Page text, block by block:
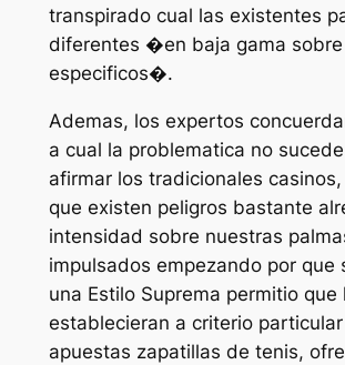
transpirado cual las existentes
diferentes �en baja gama
especificos�.
Ademas, los expertos
a cual la problematica no
afirmar los tradicionales
que existen peligros bastante
intensidad sobre nuestras
impulsados empezando por que
una Estilo Suprema permitio que
establecieran a criterio
apuestas zapatillas de tenis,